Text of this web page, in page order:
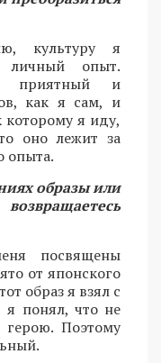
культуру я
личный опыт.
приятный и
как я сам, и
которому я иду,
оно лежит за
опыта.
образы или
посвящены
от японского
образ я взял с
я понял, что не
герою. Поэтому